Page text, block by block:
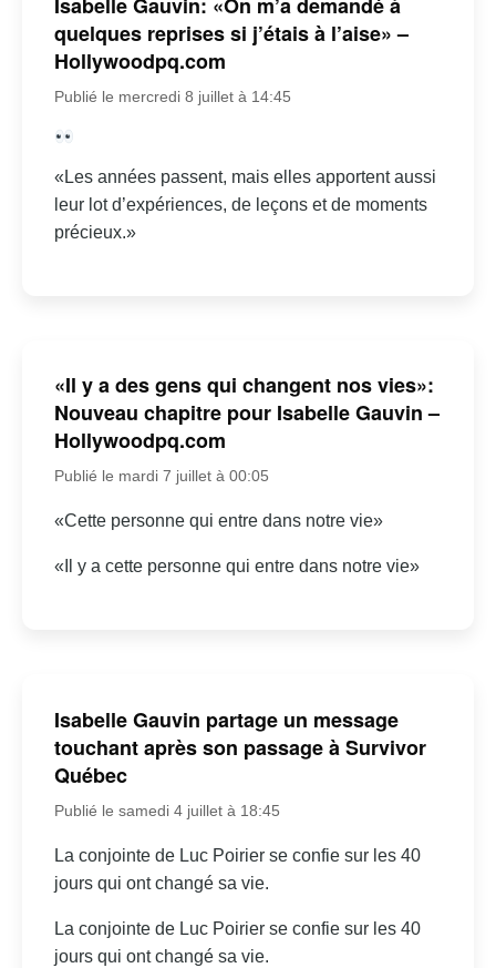
quelques reprises si j’étais à l’aise» –
Hollywoodpq.com
Publié le mercredi 8 juillet à 14:45
«Les années passent, mais elles apportent aussi
leur lot d’expériences, de leçons et de moments
précieux.»
«Il y a des gens qui changent nos vies»:
Nouveau chapitre pour Isabelle Gauvin –
Hollywoodpq.com
Publié le mardi 7 juillet à 00:05
«Cette personne qui entre dans notre vie»
«Il y a cette personne qui entre dans notre vie»
Isabelle Gauvin partage un message
touchant après son passage à Survivor
Québec
Publié le samedi 4 juillet à 18:45
La conjointe de Luc Poirier se confie sur les 40
jours qui ont changé sa vie.
La conjointe de Luc Poirier se confie sur les 40
jours qui ont changé sa vie.